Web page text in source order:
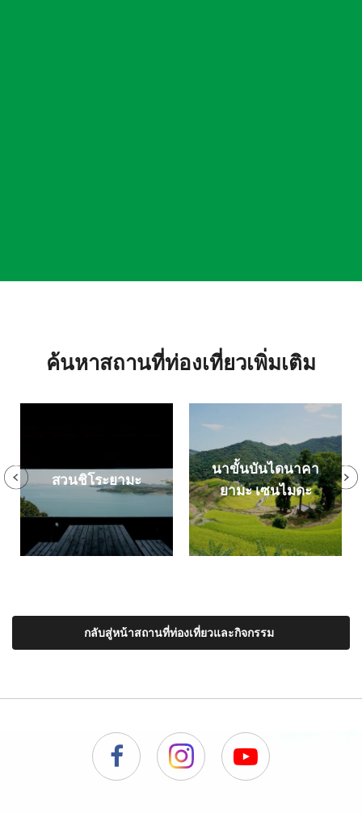
ค้นหาสถานที่ท่องเที่ยวเพิ่มเติม
สวนชิโระยามะ
นาขั้นบันไดนาคา
ยามะ เซนไมดะ
กลับสู่หน้าสถานที่ท่องเที่ยวและกิจกรรม